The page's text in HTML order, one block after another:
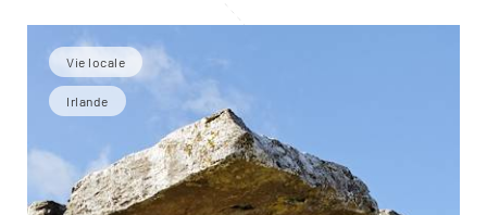
Vie locale
Irlande